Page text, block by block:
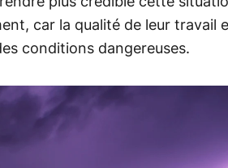
car la qualité de leur travail
conditions dangereuses.